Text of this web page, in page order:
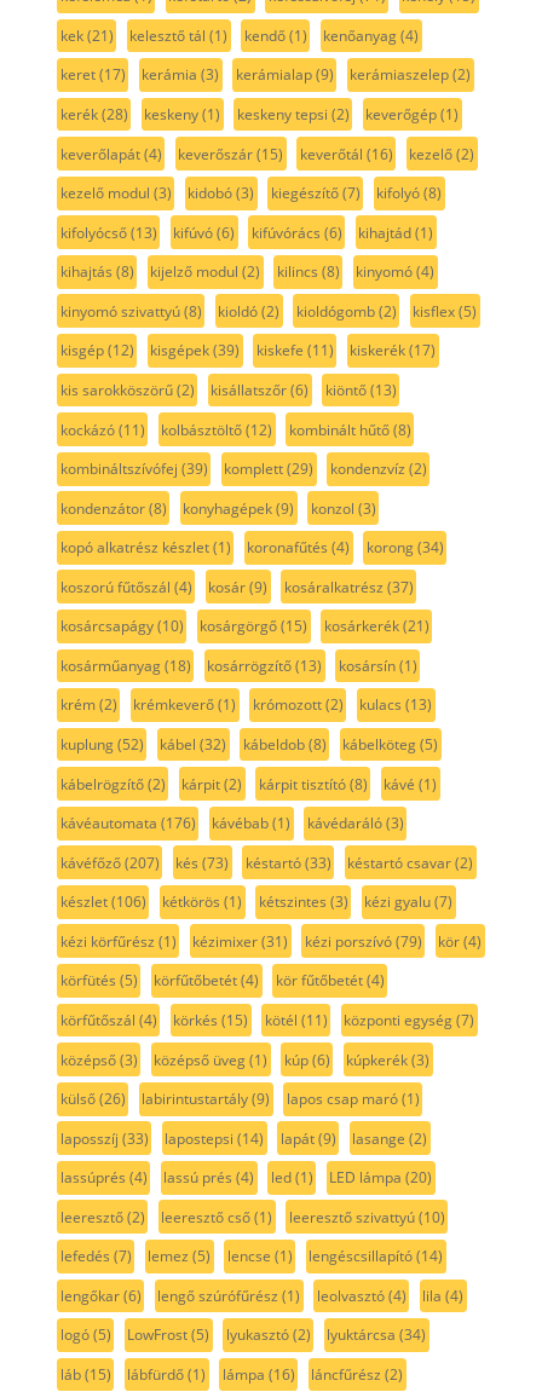
kek(21) kelesztő tál (1) kendő(1) kenőanyag(4)
keret(17) kerámia (3) kerámialap(9) kerámiaszelep(2)
kerék(28) keskeny(1) keskeny tepsi (2) keverőgép(1)
keverőlapát(4) keverőszár(15) keverőtál (16) kezelő(2)
kezelő modul (3) kidobó(3) kiegészítő(7) kifolyó(8)
kifolyócső(13) kifúvó(6) kifúvórács (6) kihajtád(1)
kihajtás (8) kijelző modul (2) kilincs (8) kinyomó(4)
kinyomó szivattyú(8) kioldó(2) kioldógomb(2) kisflex(5)
kisgép(12) kisgépek(39) kiskefe (11) kiskerék(17)
kis sarokköszörű(2) kisállatszőr(6) kiöntő(13)
kockázó(11) kolbásztöltő(12) kombinált hűtő(8)
kombináltszívófej (39) komplett(29) kondenzvíz (2)
kondenzátor(8) konyhagépek(9) konzol (3)
kopó alkatrész készlet(1) koronafűtés (4) korong(34)
koszorú fűtőszál (4) kosár(9) kosáralkatrész (37)
kosárcsapágy(10) kosárgörgő(15) kosárkerék(21)
kosárműanyag(18) kosárrögzítő(13) kosársín(1)
krém(2) krémkeverő(1) krómozott(2) kulacs (13)
kuplung(52) kábel (32) kábeldob(8) kábelköteg(5)
kábelrögzítő(2) kárpit(2) kárpit tisztító(8) kávé (1)
kávéautomata (176) kávébab(1) kávédaráló(3)
kávéfőző(207) kés (73) késtartó(33) késtartó csavar(2)
készlet(106) kétkörös (1) kétszintes (3) kézi gyalu(7)
kézi körfűrész (1) kézimixer(31) kézi porszívó(79) kör(4)
körfütés (5) körfűtőbetét(4) kör fűtőbetét(4)
körfűtőszál (4) körkés (15) kötél (11) központi egység(7)
középső(3) középső üveg(1) kúp(6) kúpkerék(3)
külső(26) labirintustartály(9) lapos csap maró(1)
laposszíj (33) lapostepsi (14) lapát(9) lasange (2)
lassúprés (4) lassú prés (4) led(1) LED lámpa (20)
leeresztő(2) leeresztő cső(1) leeresztő szivattyú(10)
lefedés (7) lemez (5) lencse (1) lengéscsillapító(14)
lengőkar(6) lengő szúrófűrész (1) leolvasztó(4) lila (4)
logó(5) LowFrost(5) lyukasztó(2) lyuktárcsa (34)
láb(15) lábfürdő(1) lámpa (16) láncfűrész (2)